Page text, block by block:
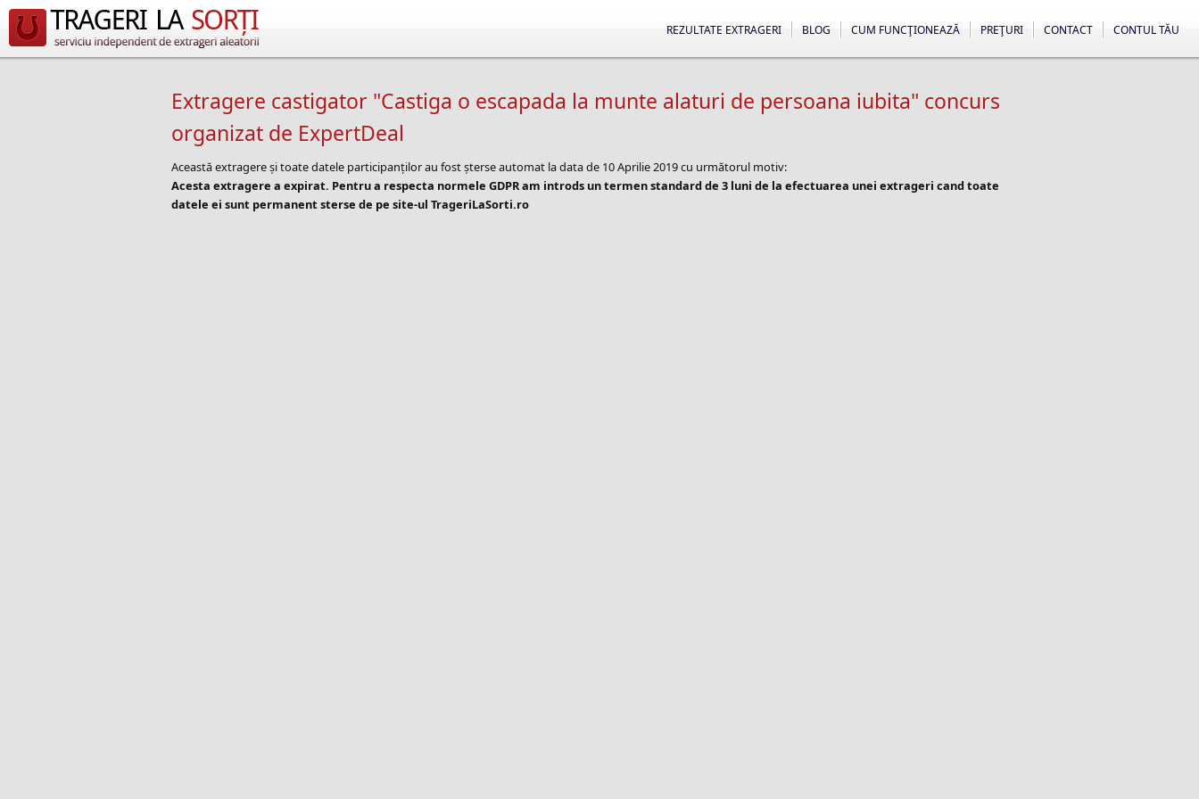
CONTUL TĂU
CONTACT
PREŢURI
CUM FUNCŢIONEAZĂ
BLOG
REZULTATE EXTRAGERI
Extragere castigator "Castiga o escapada la munte alaturi de persoana iubita" concurs
organizat de ExpertDeal
Această extragere și toate datele participanților au fost șterse automat la data de 10 Aprilie 2019 cu următorul motiv:
Acesta extragere a expirat. Pentru a respecta normele GDPR am introds un termen standard de 3 luni de la efectuarea unei extrageri cand toate
datele ei sunt permanent sterse de pe site-ul TrageriLaSorti.ro